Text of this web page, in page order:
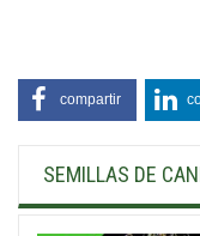
compartir
SEMILLAS DE